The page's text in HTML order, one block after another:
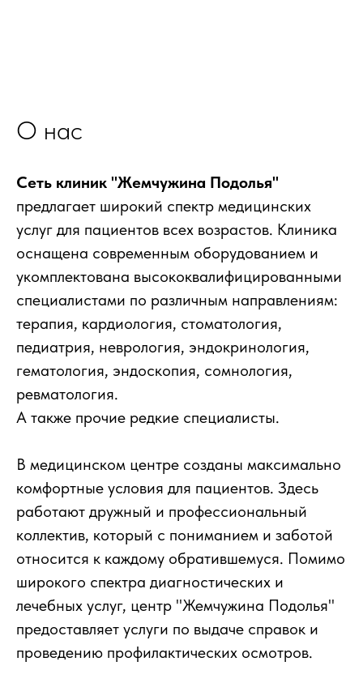
О нас
Сеть клиник "Жемчужина Подолья"
предлагает широкий спектр медицинских
услуг для пациентов всех возрастов. Клиника
оснащена современным оборудованием и
укомплектована высококвалифицированными
специалистами по различным направлениям:
терапия, кардиология, стоматология,
педиатрия, неврология, эндокринология,
гематология, эндоскопия, сомнология,
ревматология.
А также прочие редкие специалисты.
В медицинском центре созданы максимально
комфортные условия для пациентов. Здесь
работают дружный и профессиональный
коллектив, который с пониманием и заботой
относится к каждому обратившемуся. Помимо
широкого спектра диагностических и
лечебных услуг, центр "Жемчужина Подолья"
предоставляет услуги по выдаче справок и
проведению профилактических осмотров.